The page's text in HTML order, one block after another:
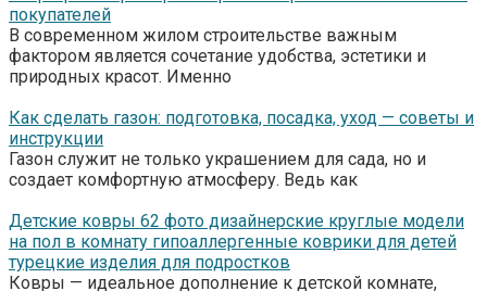
покупателей
В современном жилом строительстве важным
фактором является сочетание удобства, эстетики и
природных красот. Именно
Как сделать газон: подготовка, посадка, уход — советы и
инструкции
Газон служит не только украшением для сада, но и
создает комфортную атмосферу. Ведь как
Детские ковры 62 фото дизайнерские круглые модели
на пол в комнату гипоаллергенные коврики для детей
турецкие изделия для подростков
Ковры — идеальное дополнение к детской комнате,